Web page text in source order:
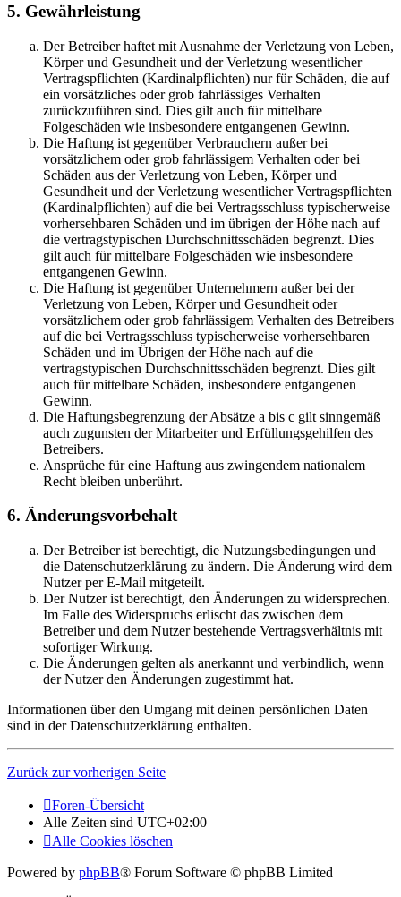
5. Gewährleistung
Der Betreiber haftet mit Ausnahme der Verletzung von Leben,
Körper und Gesundheit und der Verletzung wesentlicher
Vertragspflichten (Kardinalpflichten) nur für Schäden, die auf
ein vorsätzliches oder grob fahrlässiges Verhalten
zurückzuführen sind. Dies gilt auch für mittelbare
Folgeschäden wie insbesondere entgangenen Gewinn.
Die Haftung ist gegenüber Verbrauchern außer bei
vorsätzlichem oder grob fahrlässigem Verhalten oder bei
Schäden aus der Verletzung von Leben, Körper und
Gesundheit und der Verletzung wesentlicher Vertragspflichten
(Kardinalpflichten) auf die bei Vertragsschluss typischerweise
vorhersehbaren Schäden und im übrigen der Höhe nach auf
die vertragstypischen Durchschnittsschäden begrenzt. Dies
gilt auch für mittelbare Folgeschäden wie insbesondere
entgangenen Gewinn.
Die Haftung ist gegenüber Unternehmern außer bei der
Verletzung von Leben, Körper und Gesundheit oder
vorsätzlichem oder grob fahrlässigem Verhalten des Betreibers
auf die bei Vertragsschluss typischerweise vorhersehbaren
Schäden und im Übrigen der Höhe nach auf die
vertragstypischen Durchschnittsschäden begrenzt. Dies gilt
auch für mittelbare Schäden, insbesondere entgangenen
Gewinn.
Die Haftungsbegrenzung der Absätze a bis c gilt sinngemäß
auch zugunsten der Mitarbeiter und Erfüllungsgehilfen des
Betreibers.
Ansprüche für eine Haftung aus zwingendem nationalem
Recht bleiben unberührt.
6. Änderungsvorbehalt
Der Betreiber ist berechtigt, die Nutzungsbedingungen und
die Datenschutzerklärung zu ändern. Die Änderung wird dem
Nutzer per E-Mail mitgeteilt.
Der Nutzer ist berechtigt, den Änderungen zu widersprechen.
Im Falle des Widerspruchs erlischt das zwischen dem
Betreiber und dem Nutzer bestehende Vertragsverhältnis mit
sofortiger Wirkung.
Die Änderungen gelten als anerkannt und verbindlich, wenn
der Nutzer den Änderungen zugestimmt hat.
Informationen über den Umgang mit deinen persönlichen Daten
sind in der Datenschutzerklärung enthalten.
Zurück zur vorherigen Seite
Foren-Übersicht
Alle Zeiten sind UTC+02:00
Alle Cookies löschen
Powered by phpBB® Forum Software © phpBB Limited